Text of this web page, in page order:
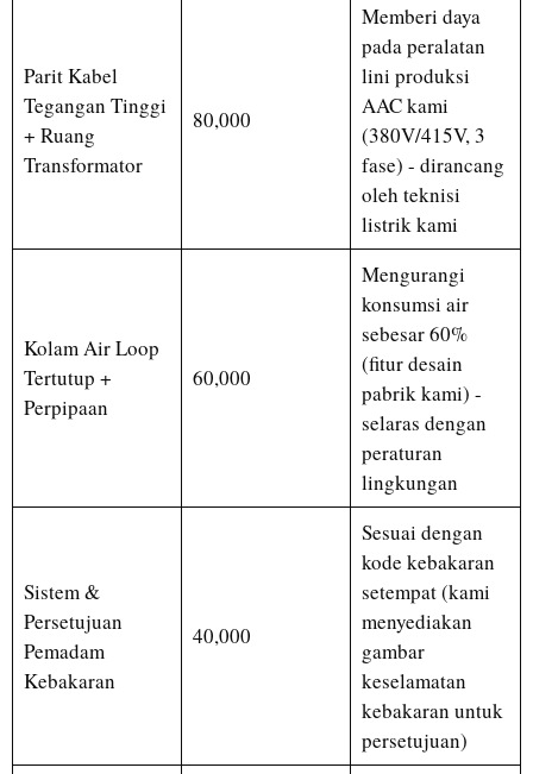
Parit Kabel
Tegangan Tinggi
+ Ruang
Transformator
80,000
Memberi daya
pada peralatan
lini produksi
AAC kami
(380V/415V, 3
fase) - dirancang
oleh teknisi
listrik kami
Kolam Air Loop
Tertutup +
Perpipaan
60,000
Mengurangi
konsumsi air
sebesar 60%
(fitur desain
pabrik kami) -
selaras dengan
peraturan
lingkungan
Sistem &
Persetujuan
Pemadam
Kebakaran
40,000
Sesuai dengan
kode kebakaran
setempat (kami
menyediakan
gambar
keselamatan
kebakaran untuk
persetujuan)